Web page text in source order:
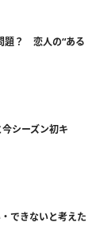
題？ 恋人の“ある
シーズン初キ
できないと考えた